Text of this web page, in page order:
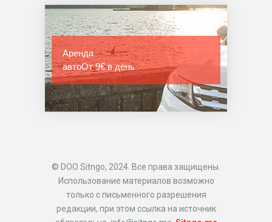
Аренда
автоОт 9€ в день
© DOO Sitngo, 2024. Все права защищены.
Использование материалов возможно
только с письменного разрешения
редакции, при этом ссылка на источник